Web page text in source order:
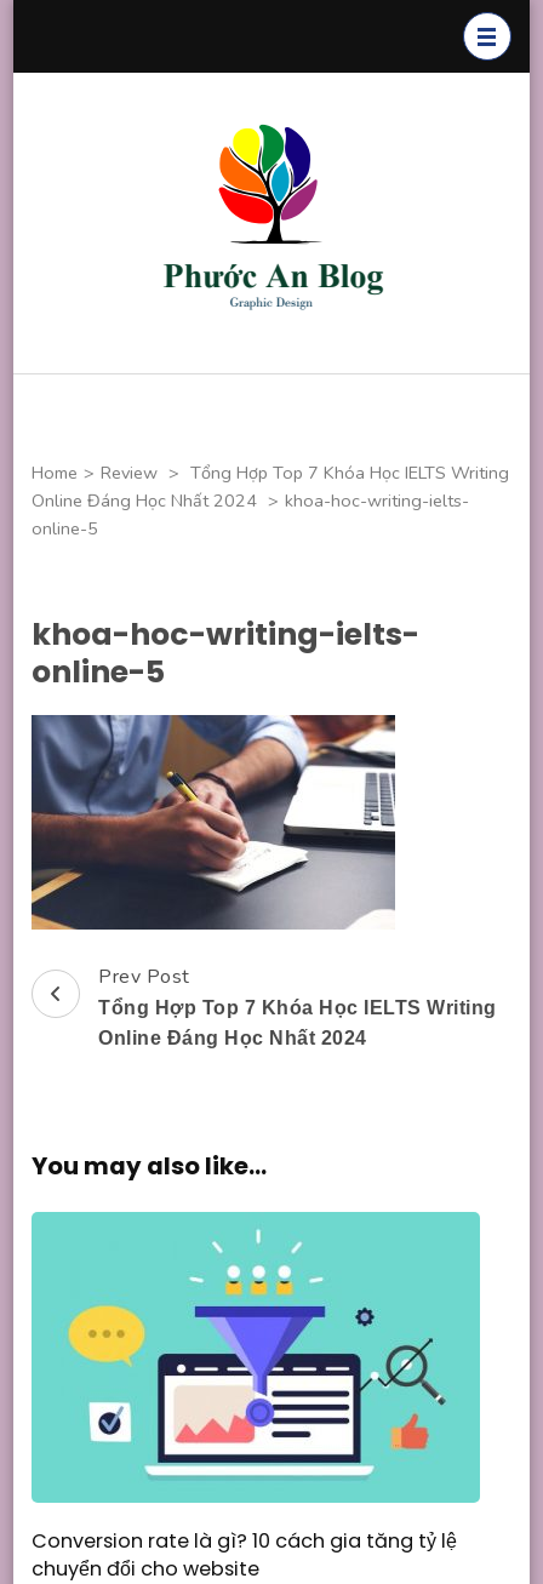
Home > Review > Tổng Hợp Top 7 Khóa Học IELTS Writing
Online Đáng Học Nhất 2024 > khoa-hoc-writing-ielts-
online-5
khoa-hoc-writing-ielts-
online-5
Post
Navigation
Prev Post
Tổng Hợp Top 7 Khóa Học IELTS Writing
Online Đáng Học Nhất 2024
You may also like...
Conversion rate là gì? 10 cách gia tăng tỷ lệ
chuyển đổi cho website